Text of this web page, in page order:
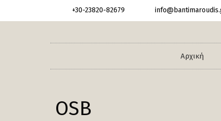
+30-23820-82679
Αρχική
OSB